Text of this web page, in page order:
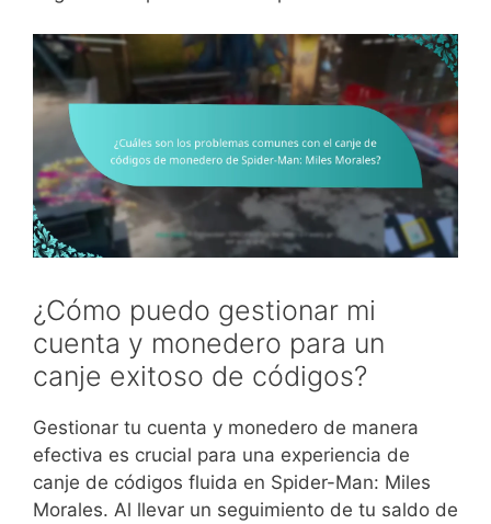
¿Cómo puedo gestionar mi
cuenta y monedero para un
canje exitoso de códigos?
Gestionar tu cuenta y monedero de manera
efectiva es crucial para una experiencia de
canje de códigos fluida en Spider-Man: Miles
Morales. Al llevar un seguimiento de tu saldo de